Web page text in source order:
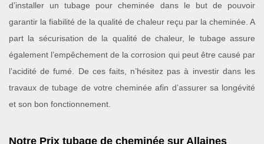
d’installer un tubage pour cheminée dans le but de pouvoir
garantir la fiabilité de la qualité de chaleur reçu par la cheminée. A
part la sécurisation de la qualité de chaleur, le tubage assure
également l’empêchement de la corrosion qui peut être causé par
l’acidité de fumé. De ces faits, n’hésitez pas à investir dans les
travaux de tubage de votre cheminée afin d’assurer sa longévité
et son bon fonctionnement.
Notre Prix tubage de cheminée sur Allaines